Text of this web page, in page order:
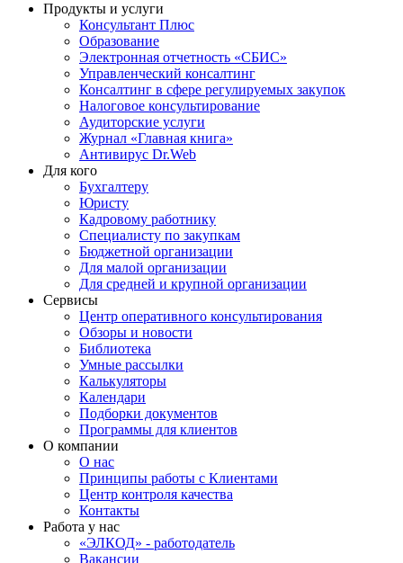
Продукты и услуги
Консультант Плюс
Образование
Электронная отчетность «СБИС»
Управленческий консалтинг
Консалтинг в сфере регулируемых закупок
Налоговое консультирование
Аудиторские услуги
Журнал «Главная книга»
Антивирус Dr.Web
Для кого
Бухгалтеру
Юристу
Кадровому работнику
Специалисту по закупкам
Бюджетной организации
Для малой организации
Для средней и крупной организации
Сервисы
Центр оперативного консультирования
Обзоры и новости
Библиотека
Умные рассылки
Калькуляторы
Календари
Подборки документов
Программы для клиентов
О компании
О нас
Принципы работы с Клиентами
Центр контроля качества
Контакты
Работа у нас
«ЭЛКОД» - работодатель
Вакансии